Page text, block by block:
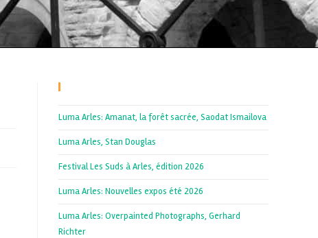
Luma Arles: Amanat, la forêt sacrée, Saodat Ismailova
Luma Arles, Stan Douglas
Festival Les Suds à Arles, édition 2026
Luma Arles: Nouvelles expos été 2026
Luma Arles: Overpainted Photographs, Gerhard
Richter